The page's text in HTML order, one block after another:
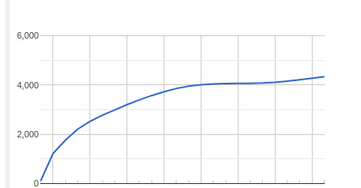
0
2,000
4,000
6,000